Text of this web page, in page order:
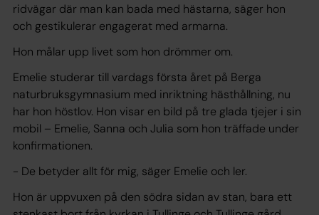
ridvägar där man kan bada med hästarna, säger hon
och gestikulerar engagerat med armarna.
Hon målar upp livet som hon drömmer om.
Emelie studerar till vardags första året på Berga
naturbruksgymnasium med inriktning hästhållning, nu
har hon höstlov. Hon visar en bild på tre glada tjejer i sin
mobil – Emelie, Sanna och Julia som hon träffade under
konfirmationen.
- De betyder allt för mig, säger Emelie och ler.
Hon är uppvuxen på den södra sidan av stan, bara ett